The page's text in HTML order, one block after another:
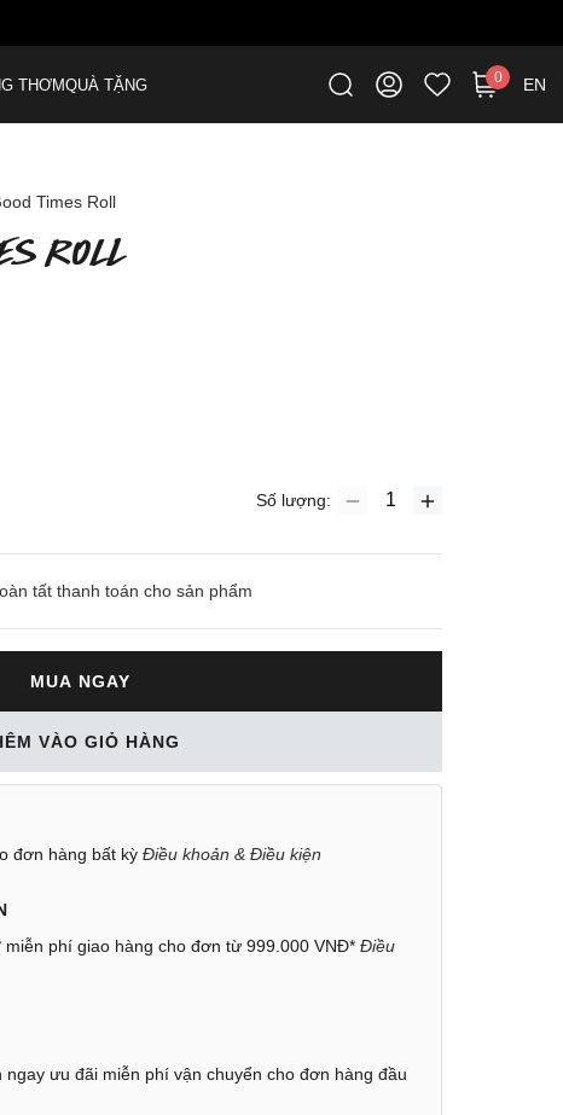
THƠMQUÀ TẶNG 0 EN
Times Roll
ROLL
Số lượng:
tất thanh toán cho sản phẩm
MUA NGAY
VÀO GIỎ HÀNG
đơn hàng bất kỳ Điều khoản & Điều kiện
miễn phí giao hàng cho đơn từ 999.000 VNĐ* Điều
ưu đãi miễn phí vận chuyển cho đơn hàng đầu